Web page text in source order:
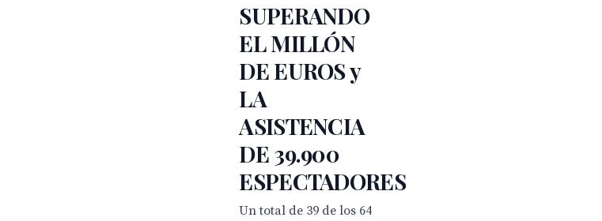
SUPERANDO
EL MILLÓN
DE EUROS y
LA
ASISTENCIA
DE 39.900
ESPECTADORES
Un total de 39 de los 64